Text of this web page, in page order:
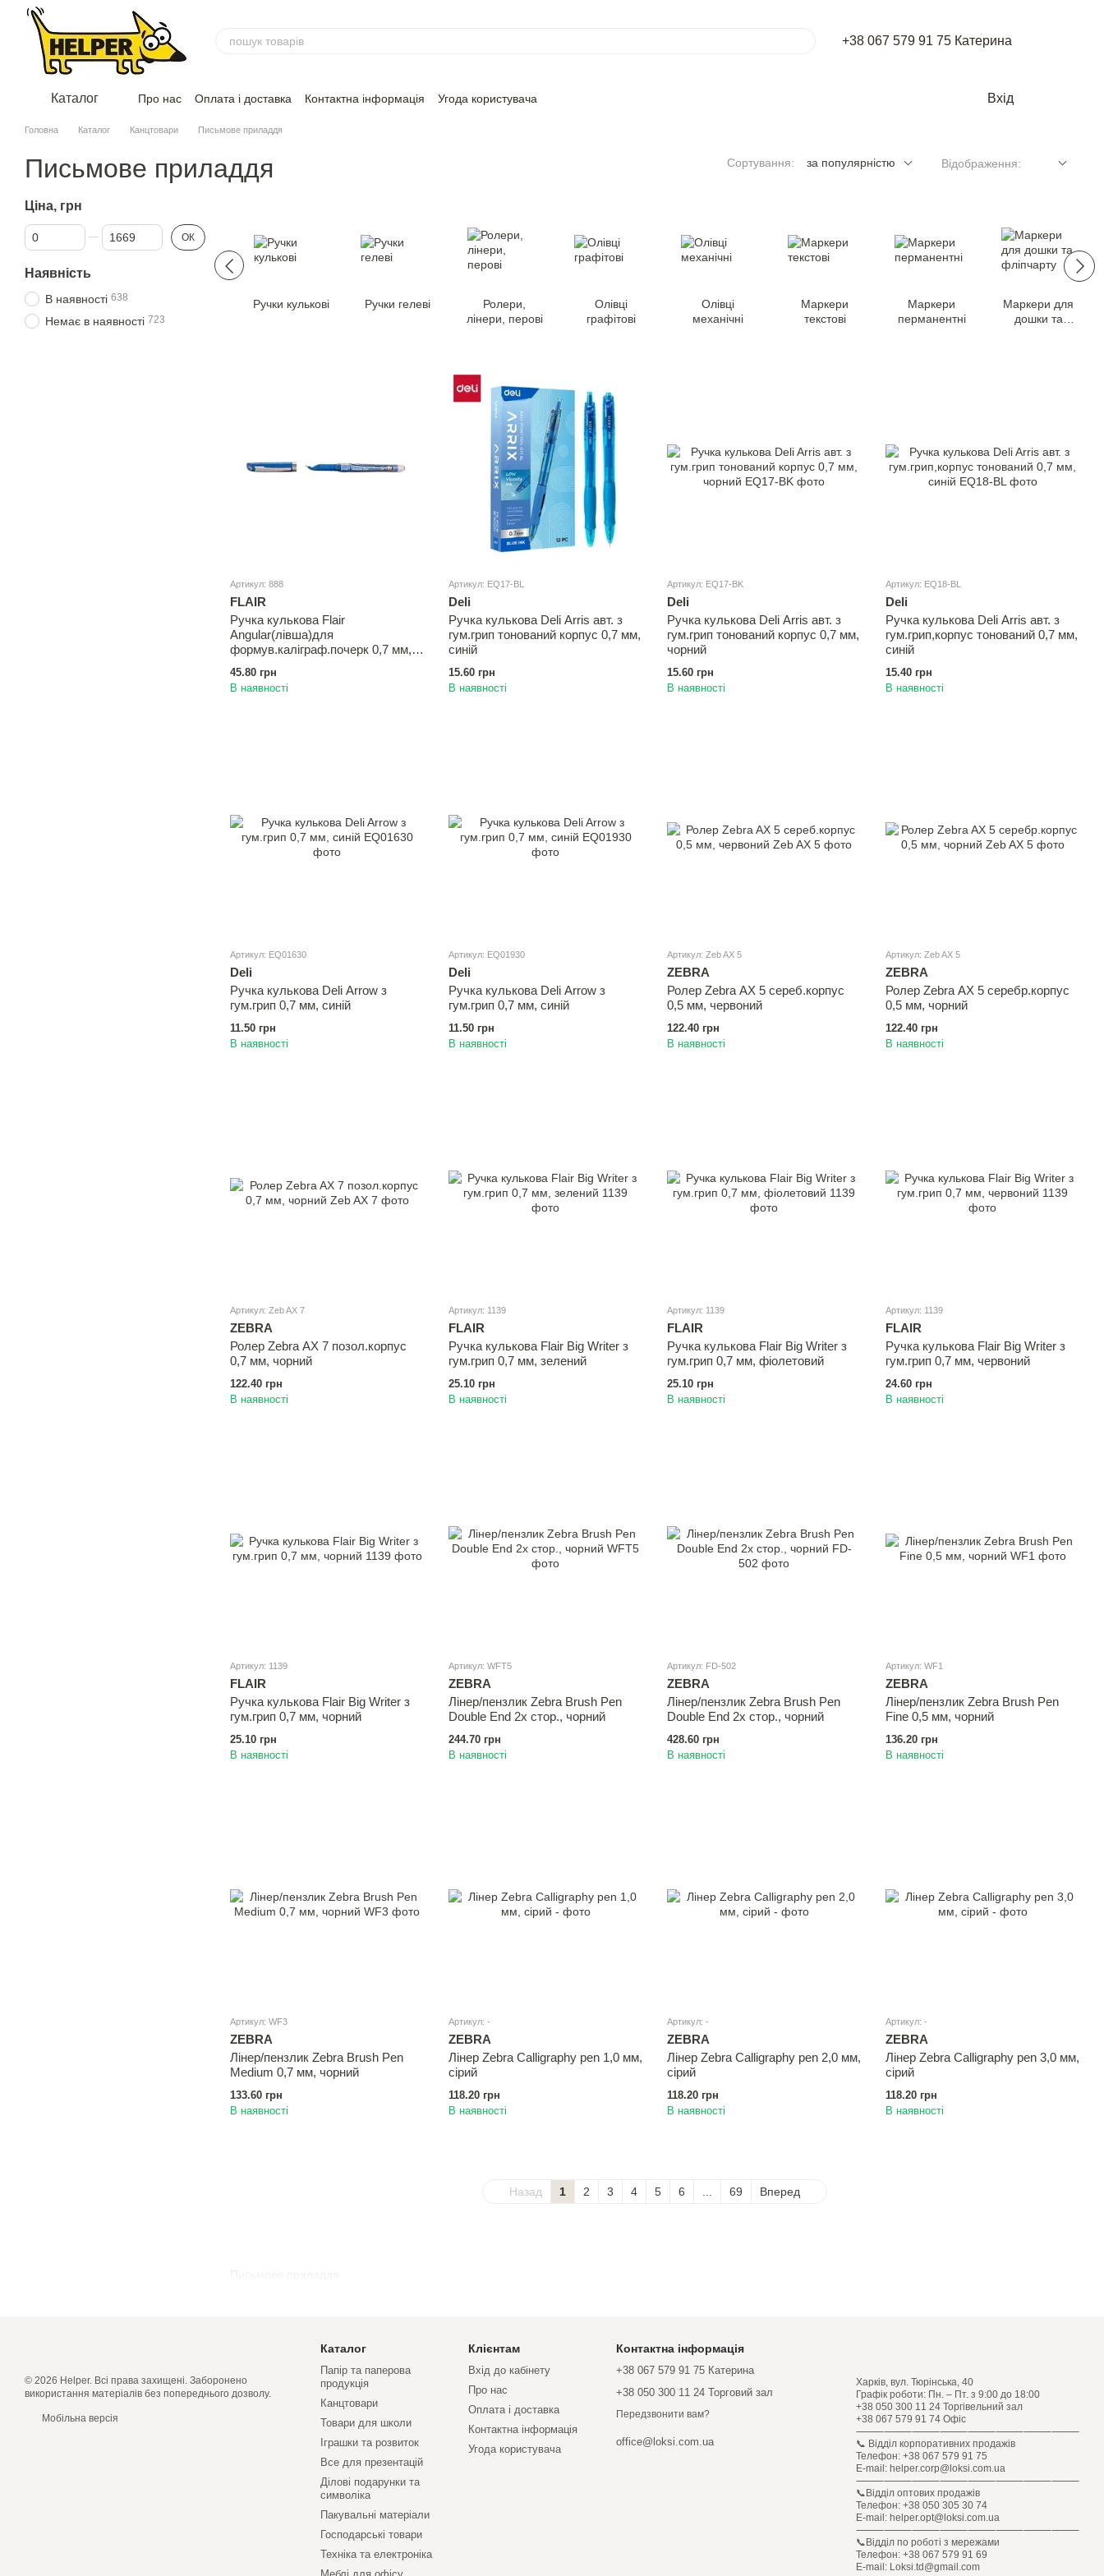
Перейти до основного контенту
+38 067 579 91 75 Катерина
Каталог Про нас Оплата і доставка Контактна інформація Угода користувача Вхід
Головна Каталог Канцтовари Письмове приладдя
Письмове приладдя Сортування: за популярністю Відображення:
Ручки кульковi Ручки гелевi
Ролери,
лінери, перові
Олiвцi
графітові
Олiвцi
механiчнi
Маркери
текстовi
Маркери
перманентні
Маркери для
дошки та
Артикул: 888
FLAIR
Ручка кулькова Flair
Angular(лiвша)для
формув.калiграф.почерк 0,7 мм,
45.80 грн
В наявності
Артикул: EQ17-BL
Deli
Ручка кулькова Deli Arris авт. з
гум.грип тонований корпус 0,7 мм,
синій
15.60 грн
В наявності
Артикул: EQ17-BK
Deli
Ручка кулькова Deli Arris авт. з
гум.грип тонований корпус 0,7 мм,
чорний
15.60 грн
В наявності
Артикул: EQ18-BL
Deli
Ручка кулькова Deli Arris авт. з
гум.грип,корпус тонований 0,7 мм,
синій
15.40 грн
В наявності
Артикул: EQ01630
Deli
Ручка кулькова Deli Arrow з
гум.грип 0,7 мм, синій
11.50 грн
В наявності
Артикул: EQ01930
Deli
Ручка кулькова Deli Arrow з
гум.грип 0,7 мм, синій
11.50 грн
В наявності
Артикул: Zeb AX 5
ZEBRA
Ролер Zebra AX 5 сереб.корпус
0,5 мм, червоний
122.40 грн
В наявності
Артикул: Zeb AX 5
ZEBRA
Ролер Zebra AX 5 серебр.корпус
0,5 мм, чорний
122.40 грн
В наявності
Артикул: Zeb AX 7
ZEBRA
Ролер Zebra AX 7 позол.корпус
0,7 мм, чорний
122.40 грн
В наявності
Артикул: 1139
FLAIR
Ручка кулькова Flair Big Writer з
гум.грип 0,7 мм, зелений
25.10 грн
В наявності
Артикул: 1139
FLAIR
Ручка кулькова Flair Big Writer з
гум.грип 0,7 мм, фіолетовий
25.10 грн
В наявності
Артикул: 1139
FLAIR
Ручка кулькова Flair Big Writer з
гум.грип 0,7 мм, червоний
24.60 грн
В наявності
Артикул: 1139
FLAIR
Ручка кулькова Flair Big Writer з
гум.грип 0,7 мм, чорний
25.10 грн
В наявності
Артикул: WFT5
ZEBRA
Лінер/пензлик Zebra Brush Pen
Double End 2х стор., чорний
244.70 грн
В наявності
Артикул: FD-502
ZEBRA
Лінер/пензлик Zebra Brush Pen
Double End 2х стор., чорний
428.60 грн
В наявності
Артикул: WF1
ZEBRA
Лінер/пензлик Zebra Brush Pen
Fine 0,5 мм, чорний
136.20 грн
В наявності
Артикул: WF3
ZEBRA
Лінер/пензлик Zebra Brush Pen
Medium 0,7 мм, чорний
133.60 грн
В наявності
Артикул: -
ZEBRA
Лінер Zebra Calligraphy pen 1,0 мм,
сiрий
118.20 грн
В наявності
Артикул: -
ZEBRA
Лінер Zebra Calligraphy pen 2,0 мм,
сiрий
118.20 грн
В наявності
Артикул: -
ZEBRA
Лінер Zebra Calligraphy pen 3,0 мм,
сiрий
118.20 грн
В наявності
Назад 1 2 3 4 5 6 69 Вперед
Ціна, грн
Від Ціна, грн
До Ціна, грн ОК
Наявність
В наявності 638
Немає в наявності 723
© 2026 Helper. Всі права захищені. Заборонено
використання матеріалів без попереднього дозволу.
Мобільна версія
Каталог
Папір та паперова
продукція
Канцтовари
Товари для школи
Іграшки та розвиток
Все для презентацій
Ділові подарунки та
символіка
Пакувальні матеріали
Господарські товари
Техніка та електроніка
Клієнтам
Вхід до кабінету
Про нас
Оплата і доставка
Контактна інформація
Угода користувача
Контактна інформація
+38 067 579 91 75 Катерина
+38 050 300 11 24 Торговий зал
Передзвонити вам?
office@loksi.com.ua
Харків, вул. Тюрінська, 40
Графік роботи: Пн. – Пт. з 9:00 до 18:00
+38 050 300 11 24 Торгівельний зал
+38 067 579 91 74 Офіс
⸻⸻⸻⸻⸻⸻⸻⸻
📞 Відділ корпоративних продажів
Телефон: +38 067 579 91 75
E-mail: helper.corp@loksi.com.ua
⸻⸻⸻⸻⸻⸻⸻⸻
📞Відділ оптових продажів
Телефон: +38 050 305 30 74
E-mail: helper.opt@loksi.com.ua
⸻⸻⸻⸻⸻⸻⸻⸻
📞Відділ по роботі з мережами
Телефон: +38 067 579 91 69
E-mail: Loksi.td@gmail.com